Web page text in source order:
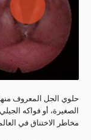
حلوي الجل المعروف
الصغيرة، أو فواكه
مخاطر الاختناق في